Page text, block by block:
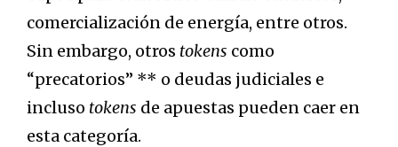
comercialización de energía, entre otros.
Sin embargo, otros tokens como
“precatorios” ** o deudas judiciales e
incluso tokens de apuestas pueden caer en
esta categoría.